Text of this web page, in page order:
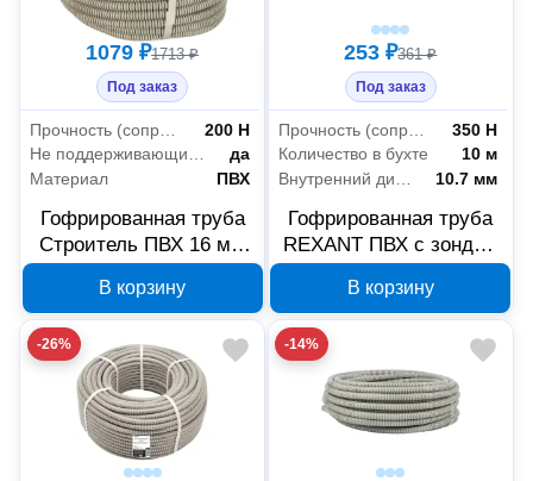
1079 ₽1713 ₽
Под заказ
200 Н
Не поддерживающие горение (нг)
да
Материал
ПВХ
Гофрированная труба
Строитель ПВХ 16 мм
В корзину
253 ₽361 ₽
Под заказ
Прочность (сопротивление сжатию на 5 см при +20°C)
350 Н
Количество в бухте
10 м
Внутренний диаметр
10.7 мм
Гофрированная труба
REXANT ПВХ с зондом
В корзину
-26% -14%